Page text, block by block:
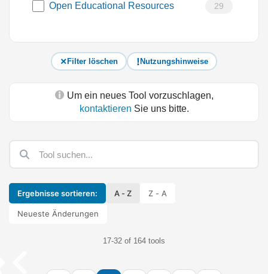
Open Educational Resources 29
Filter löschen Nutzungshinweise
Um ein neues Tool vorzuschlagen,
kontaktieren Sie uns bitte.
Ergebnisse sortieren: A - Z Z - A
Neueste Änderungen
17-32 of 164 tools